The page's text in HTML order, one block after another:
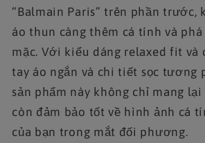
“Balmain Paris” trên phần trước,
áo thun càng thêm cá tính và
mặc. Với kiểu dáng relaxed fit và
tay áo ngắn và chi tiết sọc tương
sản phẩm này không chỉ mang
còn đảm bảo tốt về hình ảnh cá
của bạn trong mắt đối phương.